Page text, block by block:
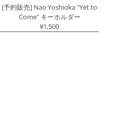
[予約販売] Nao Yoshioka "Yet to
Come" キーホルダー
¥1,500